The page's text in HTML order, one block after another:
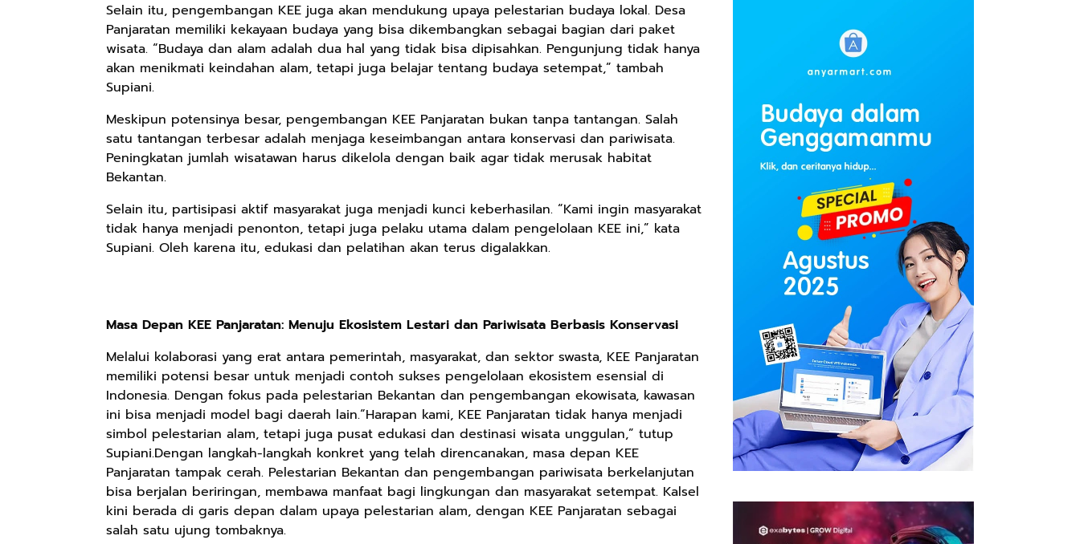
Selain itu, pengembangan KEE juga akan mendukung upaya pelestarian budaya lokal. Desa
Panjaratan memiliki kekayaan budaya yang bisa dikembangkan sebagai bagian dari paket
wisata. “Budaya dan alam adalah dua hal yang tidak bisa dipisahkan. Pengunjung tidak hanya
akan menikmati keindahan alam, tetapi juga belajar tentang budaya setempat,” tambah
Supiani.
Meskipun potensinya besar, pengembangan KEE Panjaratan bukan tanpa tantangan. Salah
satu tantangan terbesar adalah menjaga keseimbangan antara konservasi dan pariwisata.
Peningkatan jumlah wisatawan harus dikelola dengan baik agar tidak merusak habitat
Bekantan.
Selain itu, partisipasi aktif masyarakat juga menjadi kunci keberhasilan. “Kami ingin masyarakat
tidak hanya menjadi penonton, tetapi juga pelaku utama dalam pengelolaan KEE ini,” kata
Supiani. Oleh karena itu, edukasi dan pelatihan akan terus digalakkan.
Masa Depan KEE Panjaratan: Menuju Ekosistem Lestari dan Pariwisata Berbasis Konservasi
Melalui kolaborasi yang erat antara pemerintah, masyarakat, dan sektor swasta, KEE Panjaratan
memiliki potensi besar untuk menjadi contoh sukses pengelolaan ekosistem esensial di
Indonesia. Dengan fokus pada pelestarian Bekantan dan pengembangan ekowisata, kawasan
ini bisa menjadi model bagi daerah lain.“Harapan kami, KEE Panjaratan tidak hanya menjadi
simbol pelestarian alam, tetapi juga pusat edukasi dan destinasi wisata unggulan,” tutup
Supiani.Dengan langkah-langkah konkret yang telah direncanakan, masa depan KEE
Panjaratan tampak cerah. Pelestarian Bekantan dan pengembangan pariwisata berkelanjutan
bisa berjalan beriringan, membawa manfaat bagi lingkungan dan masyarakat setempat. Kalsel
kini berada di garis depan dalam upaya pelestarian alam, dengan KEE Panjaratan sebagai
salah satu ujung tombaknya.